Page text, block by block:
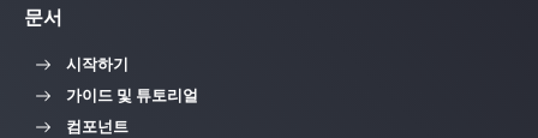
문서
시작하기
가이드 및 튜토리얼
컴포넌트